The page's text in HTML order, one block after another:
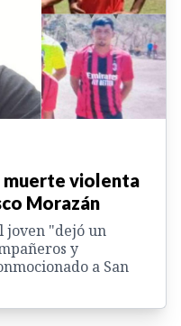
muerte violenta
Morazán
joven "dejó un
y
a San